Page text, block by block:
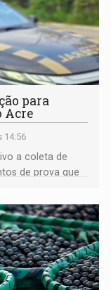
para
Acre
14:56
a coleta de
de prova que